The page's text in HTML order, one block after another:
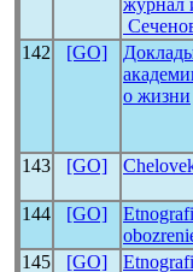
142 [GO]
о жизни
143
[GO]
144
[GO]
145
[GO]